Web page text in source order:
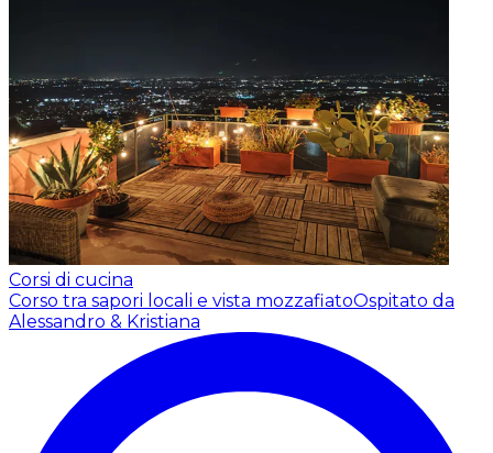
Corsi di cucina
Corso tra sapori locali e vista mozzafiatoOspitato da
Alessandro & Kristiana